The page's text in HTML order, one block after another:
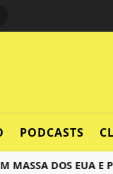
PODCASTS
DOS EUA E